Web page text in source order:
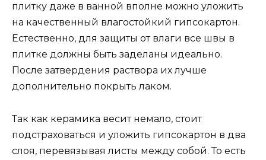
плитку даже в ванной вполне можно уложить
на качественный влагостойкий гипсокартон.
Естественно, для защиты от влаги все швы в
плитке должны быть заделаны идеально.
После затвердения раствора их лучше
дополнительно покрыть лаком.
Так как керамика весит немало, стоит
подстраховаться и уложить гипсокартон в два
слоя, перевязывая листы между собой. То есть